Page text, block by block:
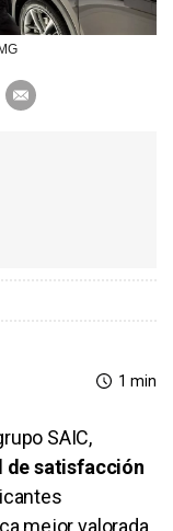
1 min
SAIC,
de satisfacción
mejor valorada